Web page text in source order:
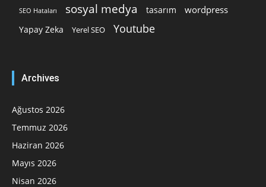
SEO Hataları sosyal medya tasarım wordpress
Yapay Zeka Yerel SEO Youtube
Archives
Ağustos 2026
Temmuz 2026
Haziran 2026
Mayıs 2026
Nisan 2026